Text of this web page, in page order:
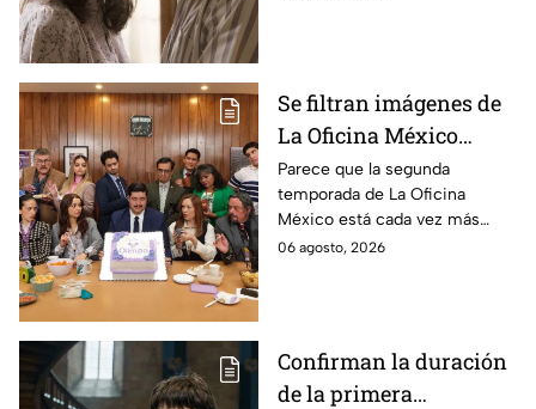
Se filtran imágenes de
La Oficina México
temporada 2 y un
detalle desata teorías
entre los fans
Parece que la segunda
temporada de La Oficina
México está cada vez más
cerca, pues el elenco ya se
06 agosto, 2026
Confirman la duración
de la primera